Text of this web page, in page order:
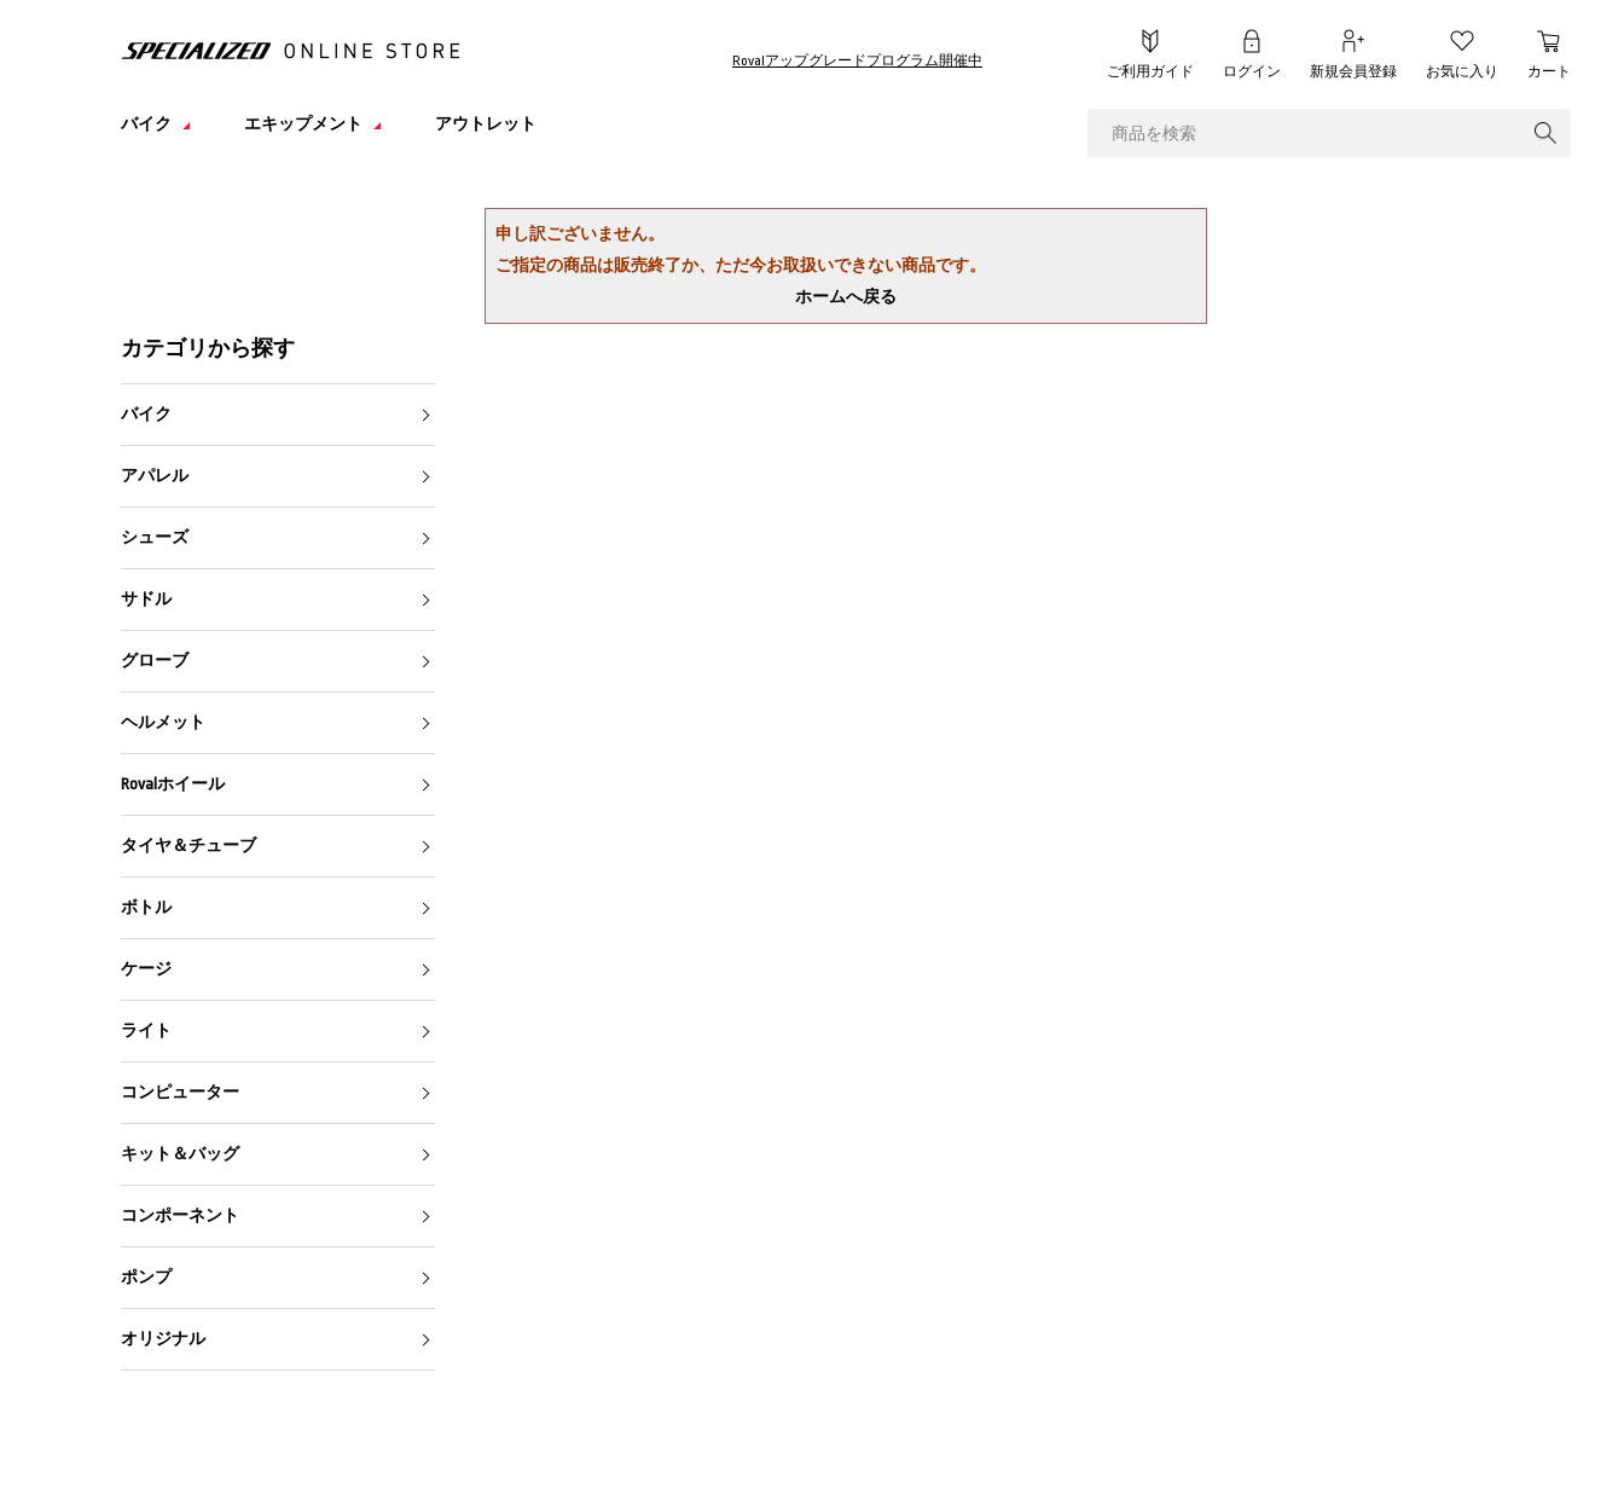
Rovalアップグレードプログラム開催中
ご利用ガイド ログイン 新規会員登録 お気に入り カート
バイク エキップメント アウトレット
申し訳ございません。
ご指定の商品は販売終了か、ただ今お取扱いできない商品です。
ホームへ戻る
カテゴリから探す
バイク
アパレル
シューズ
サドル
グローブ
ヘルメット
Rovalホイール
タイヤ＆チューブ
ボトル
ケージ
ライト
コンピューター
キット＆バッグ
コンポーネント
ポンプ
オリジナル